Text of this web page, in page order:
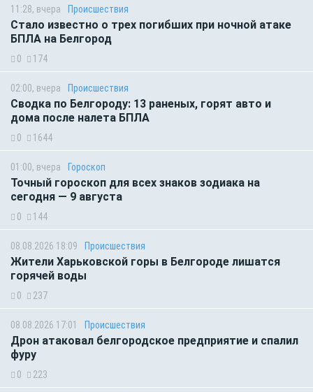
11:28, вчера Происшествия
Стало известно о трех погибших при ночной атаке
БПЛА на Белгород
0 174
02:00, вчера Происшествия
Сводка по Белгороду: 13 раненых, горят авто и
дома после налета БПЛА
0 1644
01:00, вчера Гороскоп
Точный гороскоп для всех знаков зодиака на
сегодня — 9 августа
0 144
08.08.2026 18:09 Происшествия
Жители Харьковской горы в Белгороде лишатся
горячей воды
0 237
08.08.2026 17:01 Происшествия
Дрон атаковал белгородское предприятие и спалил
фуру
0 223